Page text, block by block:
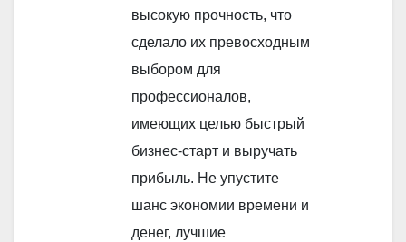
высокую прочность, что
сделало их превосходным
выбором для
профессионалов,
имеющих целью быстрый
бизнес-старт и выручать
прибыль. Не упустите
шанс экономии времени и
денег, лучшие